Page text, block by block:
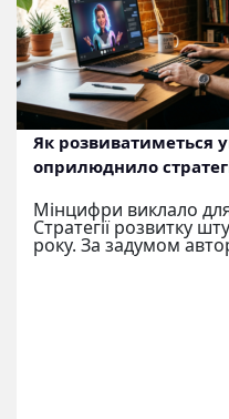
Як розвиватиметься
оприлюднило
Мінцифри виклало
Стратегії розвитку
року. За задумом